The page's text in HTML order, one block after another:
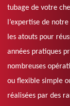
tubage de votre
l’expertise de
les atouts pour
années pratiques
nombreuses
ou flexible simple
réalisées par des